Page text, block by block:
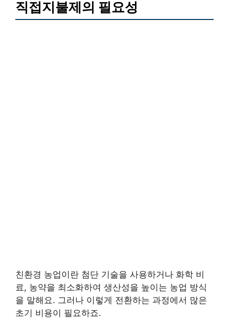
직접지불제의 필요성
친환경 농업이란 첨단 기술을 사용하거나 화학 비
료, 농약을 최소화하여 생산성을 높이는 농업 방식
을 말해요. 그러나 이렇게 전환하는 과정에서 많은
초기 비용이 필요하죠.